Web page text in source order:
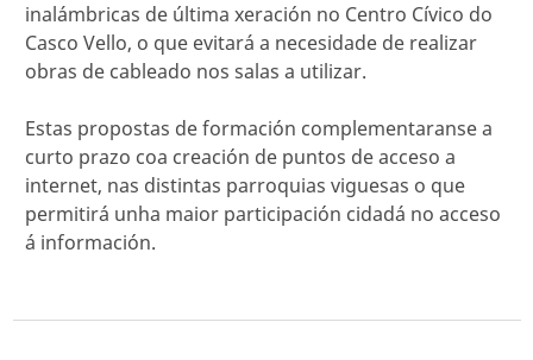
inalámbricas de última xeración no Centro Cívico do
Casco Vello, o que evitará a necesidade de realizar
obras de cableado nos salas a utilizar.
Estas propostas de formación complementaranse a
curto prazo coa creación de puntos de acceso a
internet, nas distintas parroquias viguesas o que
permitirá unha maior participación cidadá no acceso
á información.